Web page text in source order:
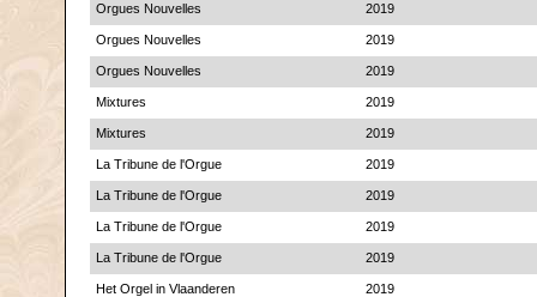
Orgues Nouvelles 2019
Orgues Nouvelles 2019
Orgues Nouvelles 2019
Mixtures 2019
Mixtures 2019
La Tribune de l'Orgue 2019
La Tribune de l'Orgue 2019
La Tribune de l'Orgue 2019
La Tribune de l'Orgue 2019
Het Orgel in Vlaanderen 2019